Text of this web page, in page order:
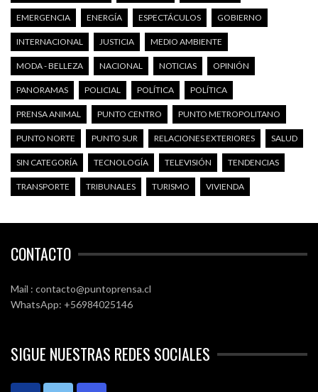
EMERGENCIA ENERGÍA ESPECTÁCULOS GOBIERNO
INTERNACIONAL JUSTICIA MEDIO AMBIENTE
MODA - BELLEZA NACIONAL NOTICIAS OPINIÓN
PANORAMAS POLICIAL POLÍTICA POLÍTICA
PRENSA ANIMAL PUNTO CENTRO PUNTO METROPOLITANO
PUNTO NORTE PUNTO SUR RELACIONES EXTERIORES SALUD
SIN CATEGORÍA TECNOLOGÍA TELEVISIÓN TENDENCIAS
TRANSPORTE TRIBUNALES TURISMO VIVIENDA
CONTACTO
Mail : contacto@puntoprensa.cl
WhatsApp: +56984025146
SIGUE NUESTRAS REDES SOCIALES